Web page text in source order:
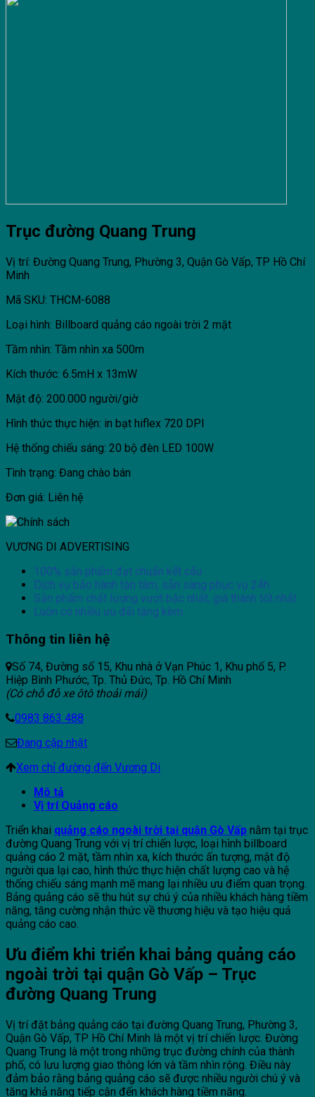
Trục đường Quang Trung
Vị trí: Đường Quang Trung, Phường 3, Quận Gò Vấp, TP Hồ Chí
Minh
Mã SKU: THCM-6088
Loại hình: Billboard quảng cáo ngoài trời 2 mặt
Tầm nhìn: Tầm nhìn xa 500m
Kích thước: 6.5mH x 13mW
Mật độ: 200.000 người/giờ
Hình thức thực hiện: in bạt hiflex 720 DPI
Hệ thống chiếu sáng: 20 bộ đèn LED 100W
Tình trạng: Đang chào bán
Đơn giá: Liên hệ
VƯƠNG DI ADVERTISING
100% sản phẩm đạt chuẩn kết cấu
Dịch vụ bảo hành tận tâm, sẵn sàng phục vụ 24h
Sản phẩm chất lượng vượt bậc nhất, giá thành tốt nhất
Luôn có nhiều ưu đãi tặng kèm
Thông tin liên hệ
Số 74, Đường số 15, Khu nhà ở Vạn Phúc 1, Khu phố 5, P.
Hiệp Bình Phước, Tp. Thủ Đức, Tp. Hồ Chí Minh
(Có chỗ đỗ xe ôtô thoải mái)
0983 863 488
Đang cập nhật
Xem chỉ đường đến Vương Di
Mô tả
Vị trí Quảng cáo
Triển khai quảng cáo ngoài trời tại quận Gò Vấp nằm tại trục
đường Quang Trung với vị trí chiến lược, loại hình billboard
quảng cáo 2 mặt, tầm nhìn xa, kích thước ấn tượng, mật độ
người qua lại cao, hình thức thực hiện chất lượng cao và hệ
thống chiếu sáng mạnh mẽ mang lại nhiều ưu điểm quan trọng.
Bảng quảng cáo sẽ thu hút sự chú ý của nhiều khách hàng tiềm
năng, tăng cường nhận thức về thương hiệu và tạo hiệu quả
quảng cáo cao.
Ưu điểm khi triển khai bảng quảng cáo
ngoài trời tại quận Gò Vấp – Trục
đường Quang Trung
Vị trí đặt bảng quảng cáo tại đường Quang Trung, Phường 3,
Quận Gò Vấp, TP Hồ Chí Minh là một vị trí chiến lược. Đường
Quang Trung là một trong những trục đường chính của thành
phố, có lưu lượng giao thông lớn và tầm nhìn rộng. Điều này
đảm bảo rằng bảng quảng cáo sẽ được nhiều người chú ý và
tăng khả năng tiếp cận đến khách hàng tiềm năng.